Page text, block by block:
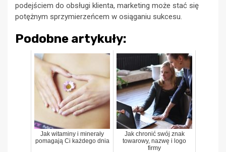
podejściem do obsługi klienta, marketing może stać się
potężnym sprzymierzeńcem w osiąganiu sukcesu.
Podobne artykuły:
Jak witaminy i minerały
pomagają Ci każdego dnia
Jak chronić swój znak
towarowy, nazwę i logo
firmy